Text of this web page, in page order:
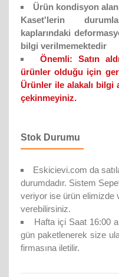
Ürün kondisyon
Kaset'lerin
kaplarındaki
bilgi verilmemektedir
Önemli:
Satın
ürünler olduğu için
Ürünler ile alakalı bilgi
çekinmeyiniz.
Stok Durumu
Eskicievi.com da
durumdadır. Sistem
veriyor ise ürün elimizde
verebilirsiniz.
Hafta içi Saat 16:00
gün paketlenerek size
firmasına iletilir.